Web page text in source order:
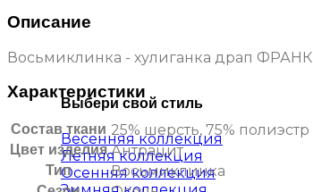
Выбери свой стиль
Весенняя коллекция
Летняя коллекция
Осенняя коллекция
Описание
Восьмиклинка - хулиганка драп
Характеристики
Состав ткани 25% шерсть, 75% полиэстр
Цвет изделия Антрацит
Тип Восьмиклинка